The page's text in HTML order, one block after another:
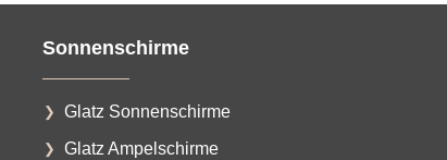
Sonnenschirme
Glatz Sonnenschirme
Glatz Ampelschirme